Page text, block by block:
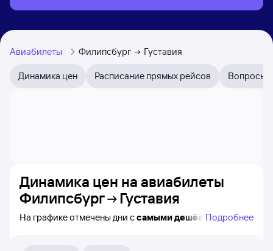
Авиабилеты Филипсбург Густавия
Динамика цен Расписание прямых рейсов Вопросы
Динамика цен на авиабилеты
Филипсбург
Густавия
На графике отмечены дни ссамыми дешёвымиПодробнее